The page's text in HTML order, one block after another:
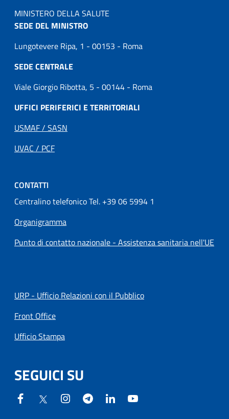
MINISTERO DELLA SALUTE
SEDE DEL MINISTRO
Lungotevere Ripa, 1 - 00153 - Roma
SEDE CENTRALE
Viale Giorgio Ribotta, 5 - 00144 - Roma
UFFICI PERIFERICI E TERRITORIALI
USMAF / SASN
UVAC / PCF
CONTATTI
Centralino telefonico Tel. +39 06 5994 1
Organigramma
Punto di contatto nazionale - Assistenza sanitaria nell'UE
URP - Ufficio Relazioni con il Pubblico
Front Office
Ufficio Stampa
SEGUICI SU